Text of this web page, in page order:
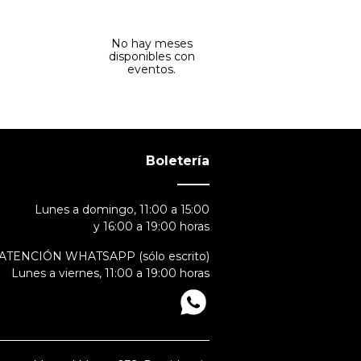
No hay meses
disponibles con
eventos.
Boletería
Lunes a domingo, 11:00 a 15:00
y 16:00 a 19:00 horas
WHATSAPP (sólo escrito)
Lunes a viernes, 11:00 a 19:00 horas